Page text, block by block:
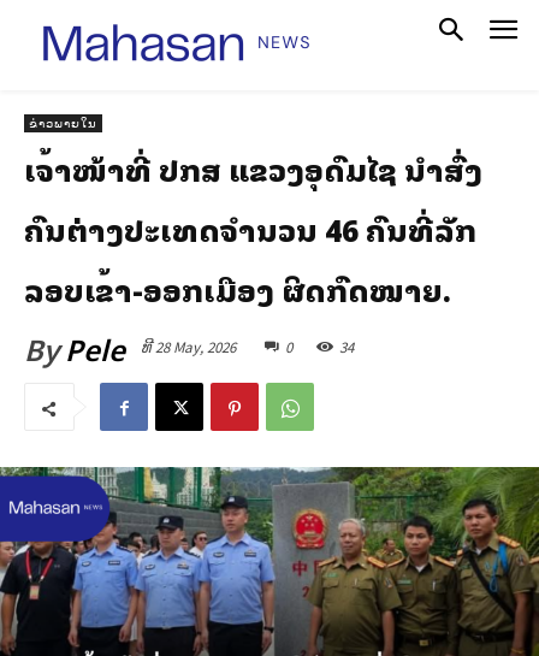
ຂ່າວພາຍໃນ
ເຈົ້າໜ້າທີ່ ປກສ ແຂວງອຸດົມໄຊ ນຳສົ່ງ
ຄົນຕ່າງປະເທດຈຳນວນ 46 ຄົນທີ່ລັກ
ລອບເຂົ້າ-ອອກເມືອງ ຜິດກົດໝາຍ.
ByPele ທີ 28 May, 2026 0 34